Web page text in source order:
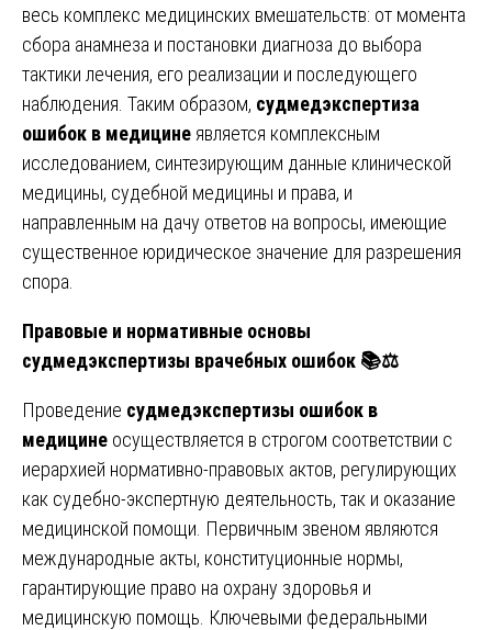
весь комплекс медицинских вмешательств: от момента
сбора анамнеза и постановки диагноза до выбора
тактики лечения, его реализации и последующего
наблюдения. Таким образом, судмедэкспертиза
ошибок в медицине является комплексным
исследованием, синтезирующим данные клинической
медицины, судебной медицины и права, и
направленным на дачу ответов на вопросы, имеющие
существенное юридическое значение для разрешения
спора.
Правовые и нормативные основы
судмедэкспертизы врачебных ошибок 📚⚖️
Проведение судмедэкспертизы ошибок в
медицине осуществляется в строгом соответствии с
иерархией нормативно-правовых актов, регулирующих
как судебно-экспертную деятельность, так и оказание
медицинской помощи. Первичным звеном являются
международные акты, конституционные нормы,
гарантирующие право на охрану здоровья и
медицинскую помощь. Ключевыми федеральными